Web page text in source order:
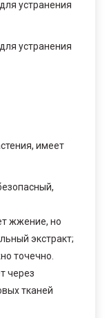
имеет
жжение, но
экстракт;
точечно.
через
тканей